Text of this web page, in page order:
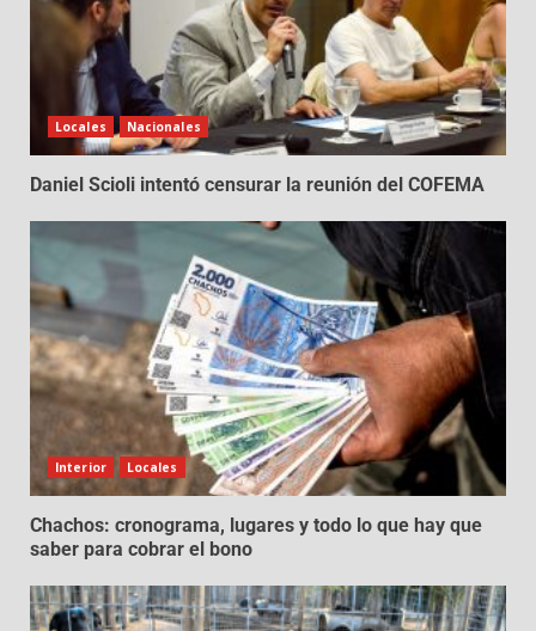
Locales Nacionales
Daniel Scioli intentó censurar la reunión del COFEMA
Interior Locales
Chachos: cronograma, lugares y todo lo que hay que
saber para cobrar el bono